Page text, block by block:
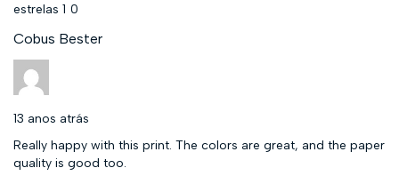
estrelas 1 0
Cobus Bester
13 anos atrás
Really happy with this print. The colors are great, and the paper
quality is good too.